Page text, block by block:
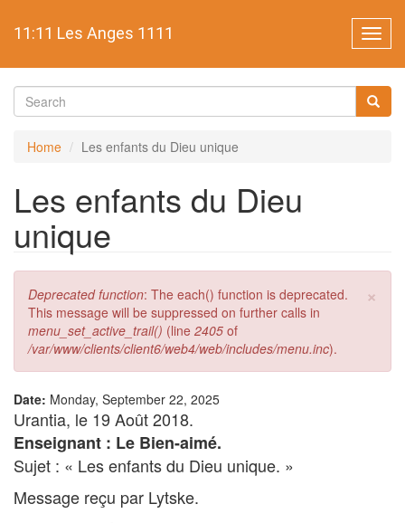
content
11:11 Les Anges 1111
Search
Home
Les enfants du Dieu unique
Les enfants du Dieu
unique
×
Error
message
Deprecated function: The each() function is deprecated.
This message will be suppressed on further calls in
menu_set_active_trail() (line 2405 of
/var/www/clients/client6/web4/web/includes/menu.inc).
Date: Monday, September 22, 2025
Urantia, le 19 Août 2018.
Enseignant : Le Bien-aimé.
Sujet : « Les enfants du Dieu unique. »
Message reçu par Lytske.